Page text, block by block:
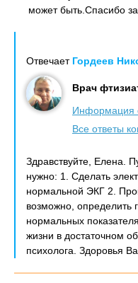
может быть.Спасибо
Отвечает Гордеев
Врач
Информация
Все ответы
Здравствуйте, Елена.
нужно: 1. Сделать
нормальной ЭКГ 2.
возможно,
нормальных
жизни в достаточном
психолога. Здоровья